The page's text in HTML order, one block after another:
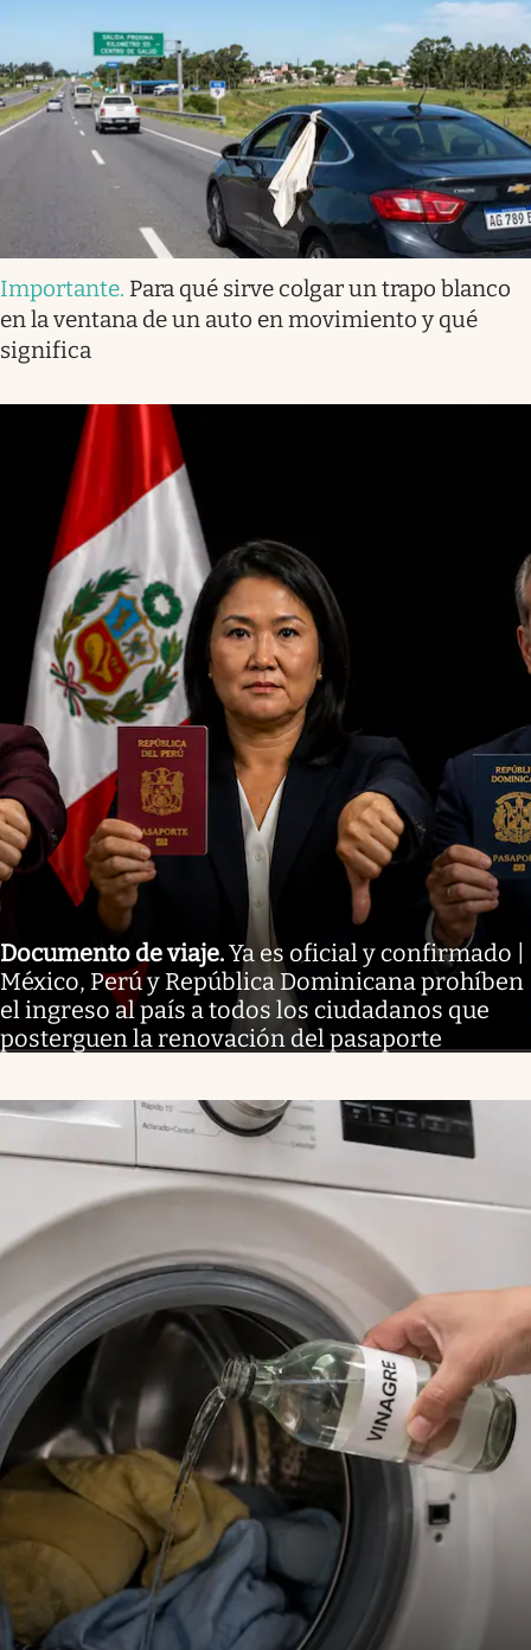
Importante. Para qué sirve colgar un trapo blanco
en la ventana de un auto en movimiento y qué
significa
Documento de viaje.Ya es oficial y confirmado |
México, Perú y República Dominicana prohíben
el ingreso al país a todos los ciudadanos que
posterguen la renovación del pasaporte